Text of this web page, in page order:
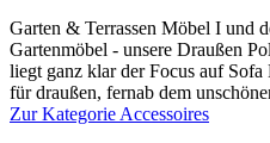
Garten & Terrassen Möbel I und
Gartenmöbel - unsere Draußen
liegt ganz klar der Focus auf
für draußen, fernab dem
Zur Kategorie Accessoires